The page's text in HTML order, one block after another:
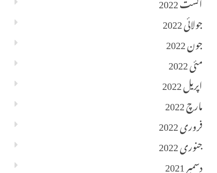
جولائی 2022
جون 2022
مئی 2022
اپریل 2022
مارچ 2022
فروری 2022
جنوری 2022
دسمبر 2021